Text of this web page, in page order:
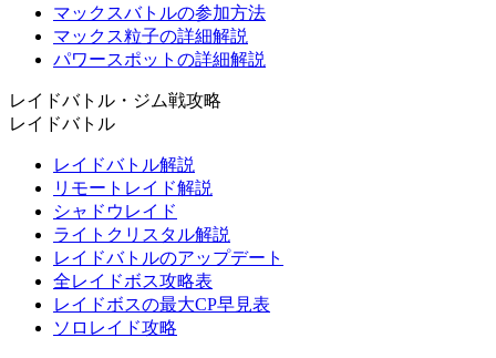
マックスバトルの参加方法
マックス粒子の詳細解説
パワースポットの詳細解説
レイドバトル・ジム戦攻略
レイドバトル
レイドバトル解説
リモートレイド解説
シャドウレイド
ライトクリスタル解説
レイドバトルのアップデート
全レイドボス攻略表
レイドボスの最大CP早見表
ソロレイド攻略